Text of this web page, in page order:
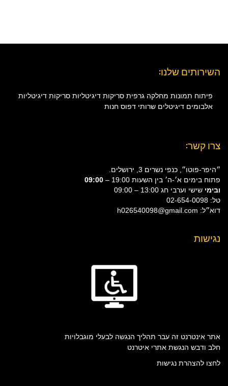
השירותים שלנו:
פיתוח תמונות מחלקה גרפית סריקות דיגיטליות סריקות דיגיטליות
אלבומים דיגיטלים שרותי דפוס חנות
צרו קשר:
״היפר-פוטו״, כנפי נשרים 3, ירושלים.
פתוח בימים א׳-ה׳ בין השעות 19:00 –
09:00
ובימי שישי וערבי חג 13:00 – 09:00
טל: 02-654-0098
דוא״ל: h026540098@gmail.com
נגישות
אתר אינטרנט זה עבר תהליך הנגשה לבעלי מוגבלויות
חלב ודבש הנגשת אתרי איטרנט
לחצו להצהרת נגישות